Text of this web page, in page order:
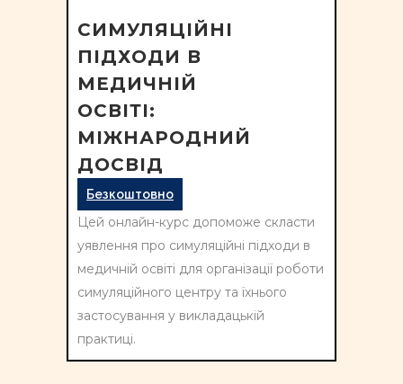
СИМУЛЯЦІЙНІ
ПІДХОДИ В
МЕДИЧНІЙ
ОСВІТІ:
МІЖНАРОДНИЙ
ДОСВІД
Безкоштовно
Цей онлайн-курс допоможе скласти
уявлення про симуляційні підходи в
медичній освіті для організації роботи
симуляційного центру та їхнього
застосування у викладацькій
практиці.